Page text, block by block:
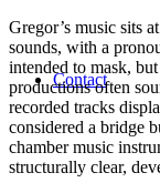
Contact
Gregor’s music sits
sounds, with a
intended to mask,
productions often
recorded tracks
considered a bridge
chamber music
structurally clear,